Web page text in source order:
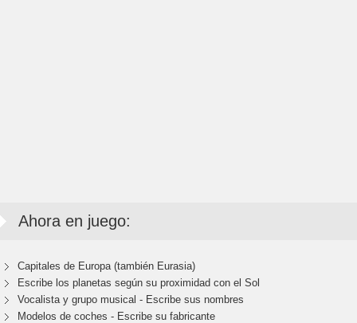
Ahora en juego:
Capitales de Europa (también Eurasia)
Escribe los planetas según su proximidad con el Sol
Vocalista y grupo musical - Escribe sus nombres
Modelos de coches - Escribe su fabricante